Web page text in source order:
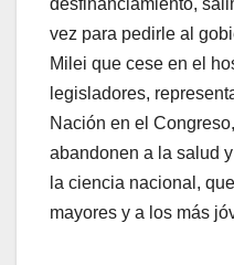
desfinanciamiento,
vez para pedirle al
Milei que cese en el
legisladores,
Nación en el
abandonen a la salud
la ciencia nacional,
mayores y a los más